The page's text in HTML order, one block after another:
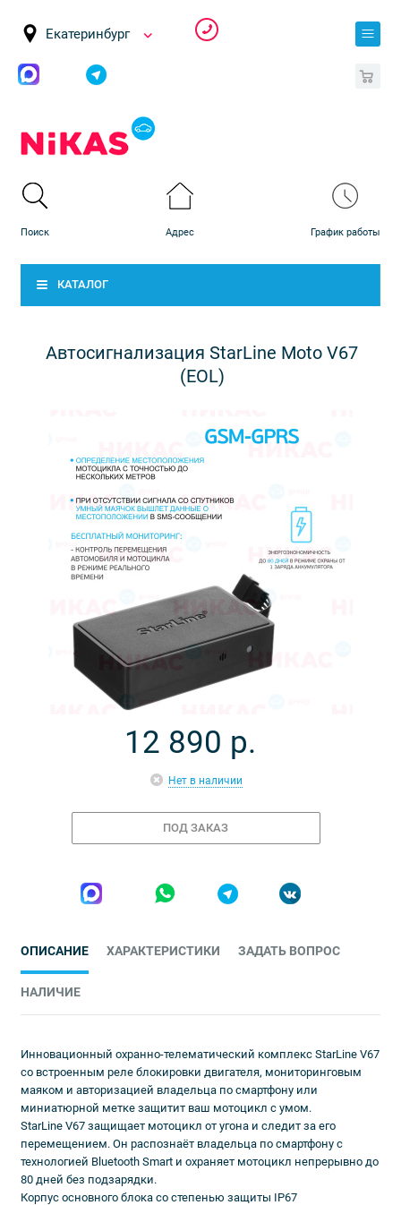
Екатеринбург
КАТАЛОГ
Автосигнализация StarLine Moto V67
(EOL)
12 890 р.
Нет в наличии
ПОД ЗАКАЗ
ОПИСАНИЕ ХАРАКТЕРИСТИКИ ЗАДАТЬ ВОПРОС
НАЛИЧИЕ
Инновационный охранно-телематический комплекс StarLine V67
со встроенным реле блокировки двигателя, мониторинговым
маяком и авторизацией владельца по смартфону или
миниатюрной метке защитит ваш мотоцикл с умом.
StarLine V67 защищает мотоцикл от угона и следит за его
перемещением. Он распознаёт владельца по смартфону с
технологией Bluetooth Smart и охраняет мотоцикл непрерывно до
80 дней без подзарядки.
Корпус основного блока со степенью защиты IP67